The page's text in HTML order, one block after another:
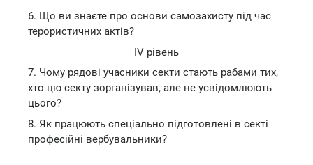
6. Що ви знаєте про основи самозахисту під час
терористичних актів?
IV рівень
7. Чому рядові учасники секти стають рабами тих,
хто цю секту зорганізував, але не усвідомлюють
цього?
8. Як працюють спеціально підготовлені в секті
професійні вербувальники?